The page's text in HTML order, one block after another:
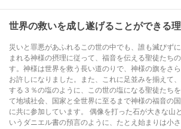
世界の救いを成し遂げることができる
災いと罪悪があふれるこの世の中でも、誰も滅びず
まれる神様の摂理に従って、福音を伝える聖徒たち
す。神様は世界を救う長い道のりで、神様の旗をさ
お許しになりました。また、これに足並みを揃えて
する３％の塩のように、この世の塩になる聖徒たち
て地域社会、国家と全世界に至るまで神様の福音の
に共に参加しています。 偶像を打った石が大きな山
いうダニエル書の預言のように、たとえ始まりは小